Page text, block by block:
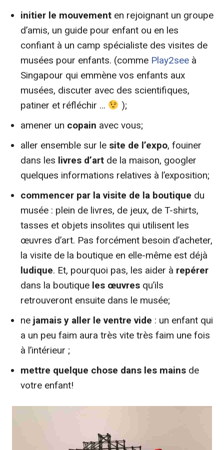
initier le mouvement en rejoignant un groupe
d’amis, un guide pour enfant ou en les
confiant à un camp spécialiste des visites de
musées pour enfants. (comme Play2see à
Singapour qui emmène vos enfants aux
musées, discuter avec des scientifiques,
patiner et réfléchir …
);
amener un copain avec vous;
aller ensemble sur le site de l’expo, fouiner
dans les livres d’art de la maison, googler
quelques informations relatives à l’exposition;
commencer par la visite de la boutique du
musée : plein de livres, de jeux, de T-shirts,
tasses et objets insolites qui utilisent les
œuvres d’art. Pas forcément besoin d’acheter,
la visite de la boutique en elle-même est déjà
ludique. Et, pourquoi pas, les aider à repérer
dans la boutique les œuvres qu’ils
retrouveront ensuite dans le musée;
ne jamais y aller le ventre vide : un enfant qui
a un peu faim aura très vite très faim une fois
à l’intérieur ;
mettre quelque chose dans les mains de
votre enfant!